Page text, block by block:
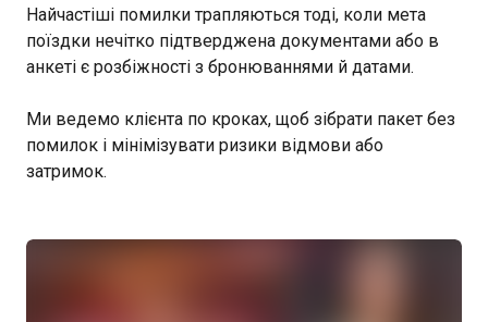
Найчастіші помилки трапляються тоді, коли мета
поїздки нечітко підтверджена документами або в
анкеті є розбіжності з бронюваннями й датами.
Ми ведемо клієнта по кроках, щоб зібрати пакет без
помилок і мінімізувати ризики відмови або
затримок.